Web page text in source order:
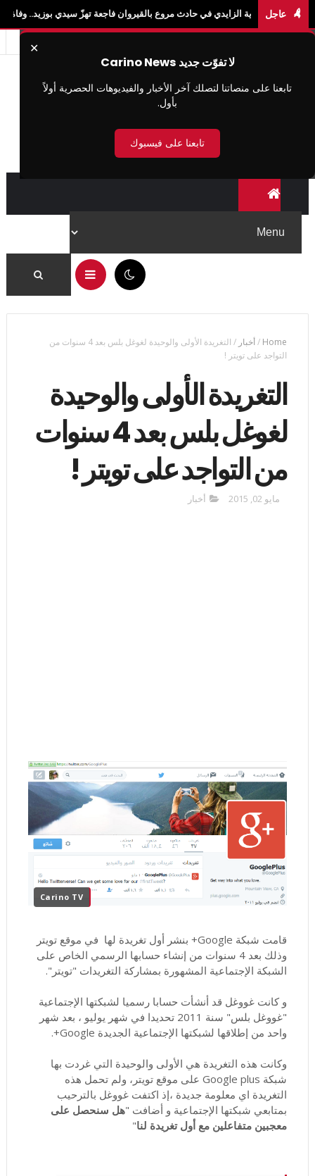
عاجل
الزايدي في حادث مروع بالقيروان فاجعة تهزّ سيدي بوزيد.. وفاة الطالبة آية الزايدي
✕
لا تفوّت جديد Carino News
تابعنا على منصاتنا لتصلك آخر الأخبار والفيديوهات الحصرية أولاً
بأول.
تابعنا على فيسبوك
Home
/أخبار /
التغريدة الأولى والوحيدة لغوغل بلس بعد 4 سنوات من
التواجد على تويتر !
التغريدة الأولى والوحيدة
لغوغل بلس بعد 4 سنوات
من التواجد على تويتر !
مايو 02, 2015 أخبار
Carino TV
قامت شبكة Google+ بنشر أول تغريدة لها في موقع تويتر
وذلك بعد 4 سنوات من إنشاء حسابها الرسمي الخاص على
الشبكة الإجتماعية المشهورة بمشاركة التغريدات "تويتر".
و كانت غووغل قد أنشأت حسابا رسميا لشبكتها الإجتماعية
"غووغل بلس" سنة 2011 تحديدا في شهر يوليو ، بعد شهر
واحد من إطلاقها لشبكتها الإجتماعية الجديدة Google+.
وكانت هذه التغريدة هي الأولى والوحيدة التي غردت بها
شبكة Google plus على موقع تويتر، ولم تحمل هذه
التغريدة اي معلومة جديدة ،إذ اكتفت غووغل بالترحيب
بمتابعي شبكتها الإجتماعية و أضافت "هل سنحصل على
معجبين متفاعلين مع أول تغريدة لنا"